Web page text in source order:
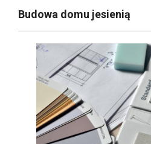
NavigationBudowa domu jesienią